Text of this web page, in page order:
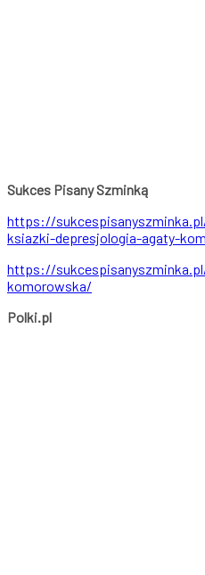
Sukces Pisany Szminką
https://
ksiazki-depresjologia-agaty-
https://
komorowska/
Polki.pl